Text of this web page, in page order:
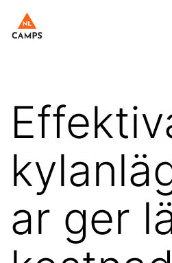
Hoppa
till Nlcamps.se
ar ger